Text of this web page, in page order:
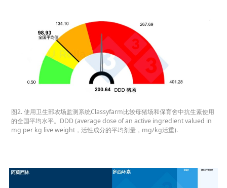
图2. 使用卫生部农场监测系统Classyfarm比较母猪场和保育舍中抗生素使用
的全国平均水平。DDD (average dose of an active ingredient valued in
mg per kg live weight，活性成分的平均剂量，mg/kg活重).